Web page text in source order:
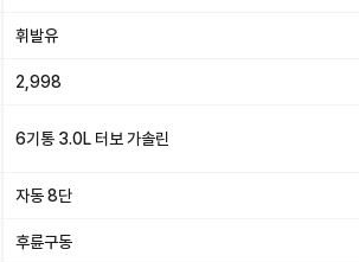
휘발유
2,998
6기통 3.0L 터보 가솔린
자동 8단
후륜구동